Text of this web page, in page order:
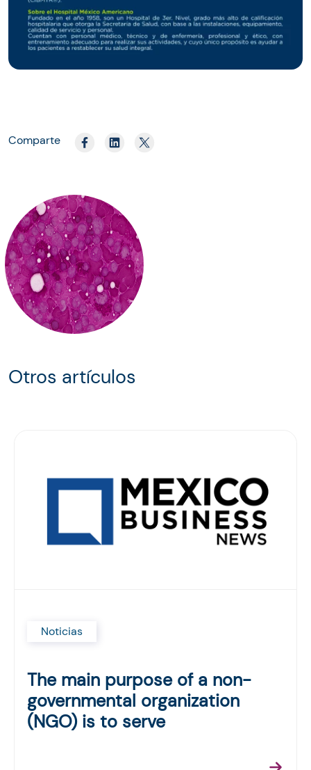
Comparte
Otros artículos
Noticias
The main purpose of a non-
governmental organization
(NGO) is to serve